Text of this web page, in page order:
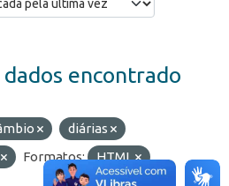
encontrado
diárias
Formatos:
HTML